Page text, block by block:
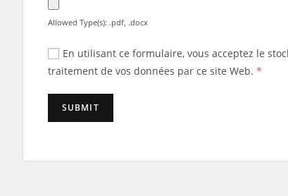
Allowed Type(s): .pdf, .docx
En utilisant ce formulaire, vous acceptez le
traitement de vos données par ce site Web. *